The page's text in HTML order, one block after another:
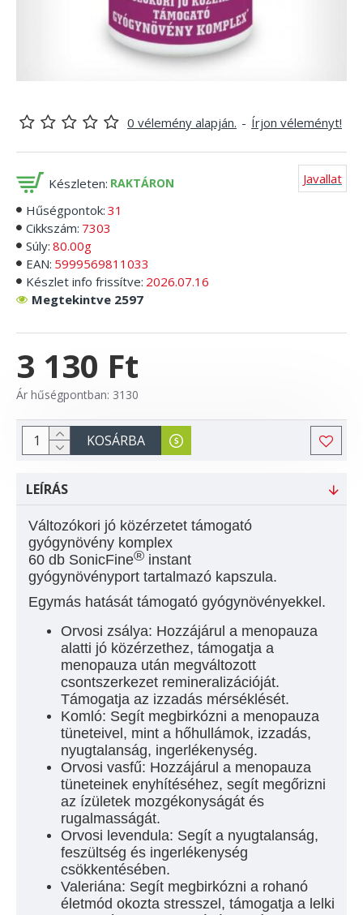
0 vélemény alapján. - Írjon véleményt!
3 130 Ft
Ár hűségpontban: 3130
Készleten: RAKTÁRON
Hűségpontok: 31
Cikkszám: 7303
Súly: 80.00g
EAN: 5999569811033
Készlet info frissítve: 2026.07.16
Javallat
Megtekintve 2597
KOSÁRBA
LEÍRÁS
Változókori jó közérzetet támogató
gyógynövény komplex
60 db SonicFine® instant
gyógynövényport tartalmazó kapszula.
Egymás hatását támogató gyógynövényekkel.
Orvosi zsálya: Hozzájárul a menopauza
alatti jó közérzethez, támogatja a
menopauza után megváltozott
csontszerkezet remineralizációját.
Támogatja az izzadás mérséklését.
Komló: Segít megbirkózni a menopauza
tüneteivel, mint a hőhullámok, izzadás,
nyugtalanság, ingerlékenység.
Orvosi vasfű: Hozzájárul a menopauza
tüneteinek enyhítéséhez, segít megőrizni
az ízületek mozgékonyságát és
rugalmasságát.
Orvosi levendula: Segít a nyugtalanság,
feszültség és ingerlékenység
csökkentésében.
Valeriána: Segít megbirkózni a rohanó
életmód okozta stresszel, támogatja a lelki